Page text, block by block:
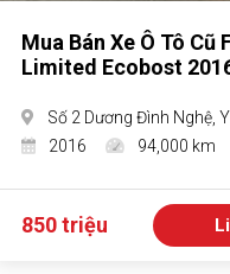
Mua Bán Xe Ô Tô Cũ
Limited Ecobost
Số 2 Dương Đình Nghệ,
2016
94,000 km
850 triệu